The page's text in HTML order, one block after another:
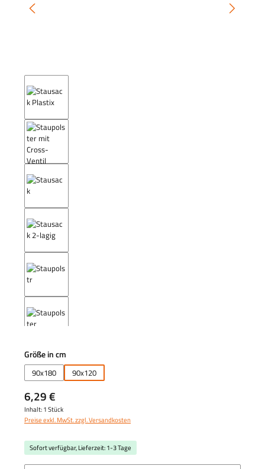
Größe in cm
90x180 90x120
6,29 €
Inhalt:1 Stück
Preise exkl. MwSt. zzgl. Versandkosten
Sofort verfügbar, Lieferzeit: 1-3 Tage